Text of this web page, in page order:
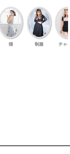
猫 制服 チャ